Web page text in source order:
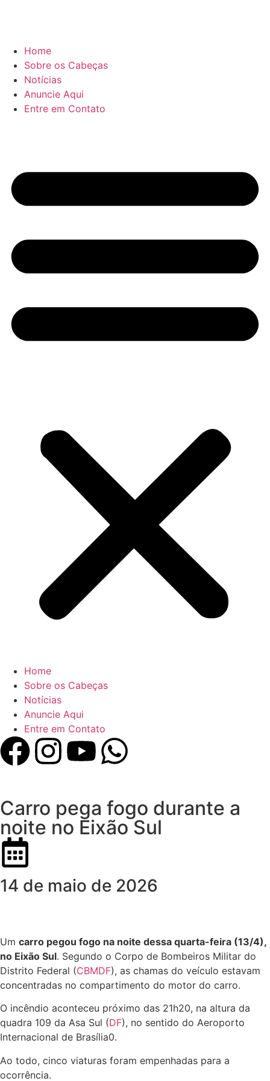
Home
Sobre os Cabeças
Notícias
Anuncie Aqui
Entre em Contato
Home
Sobre os Cabeças
Notícias
Anuncie Aqui
Entre em Contato
Carro pega fogo durante a
noite no Eixão Sul
14 de maio de 2026
Um carro pegou fogo na noite dessa quarta-feira (13/4),
no Eixão Sul. Segundo o Corpo de Bombeiros Militar do
Distrito Federal (CBMDF), as chamas do veículo estavam
concentradas no compartimento do motor do carro.
O incêndio aconteceu próximo das 21h20, na altura da
quadra 109 da Asa Sul (DF), no sentido do Aeroporto
Internacional de Brasília0.
Ao todo, cinco viaturas foram empenhadas para a
ocorrência.